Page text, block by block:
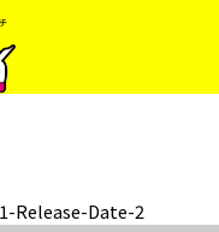
Release-Date-2